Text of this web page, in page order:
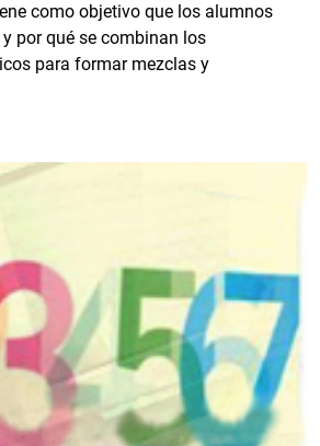
como objetivo que los alumnos
por qué se combinan los
para formar mezclas y